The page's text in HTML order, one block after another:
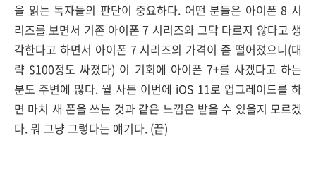
을 읽는 독자들의 판단이 중요하다. 어떤 분들은 아이폰 8 시
리즈를 보면서 기존 아이폰 7 시리즈와 그닥 다르지 않다고 생
각한다고 하면서 아이폰 7 시리즈의 가격이 좀 떨어졌으니(대
략 $100정도 싸졌다) 이 기회에 아이폰 7+를 사겠다고 하는
분도 주변에 많다. 뭘 사든 이번에 iOS 11로 업그레이드를 하
면 마치 새 폰을 쓰는 것과 같은 느낌은 받을 수 있을지 모르겠
다. 뭐 그냥 그렇다는 얘기다. (끝)